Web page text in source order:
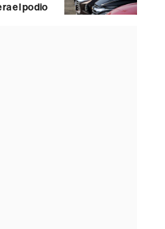
el podio